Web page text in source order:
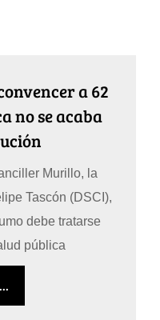
a 62
no se acaba
Murillo, la
Tascón (DSCI),
debe tratarse
pública